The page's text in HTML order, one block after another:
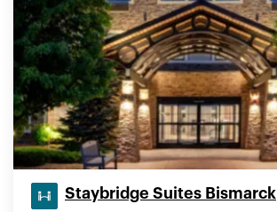
Staybridge Suites Bismarck